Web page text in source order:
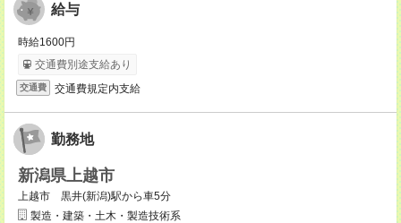
給与
時給1600円
交通費別途支給あり
交通費 交通費規定内支給
勤務地
新潟県上越市
上越市 黒井(新潟)駅から車5分
製造・建築・土木・製造技術系